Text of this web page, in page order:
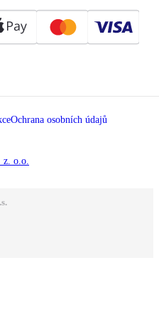
Ochrana osobních údajů
z. o.o.